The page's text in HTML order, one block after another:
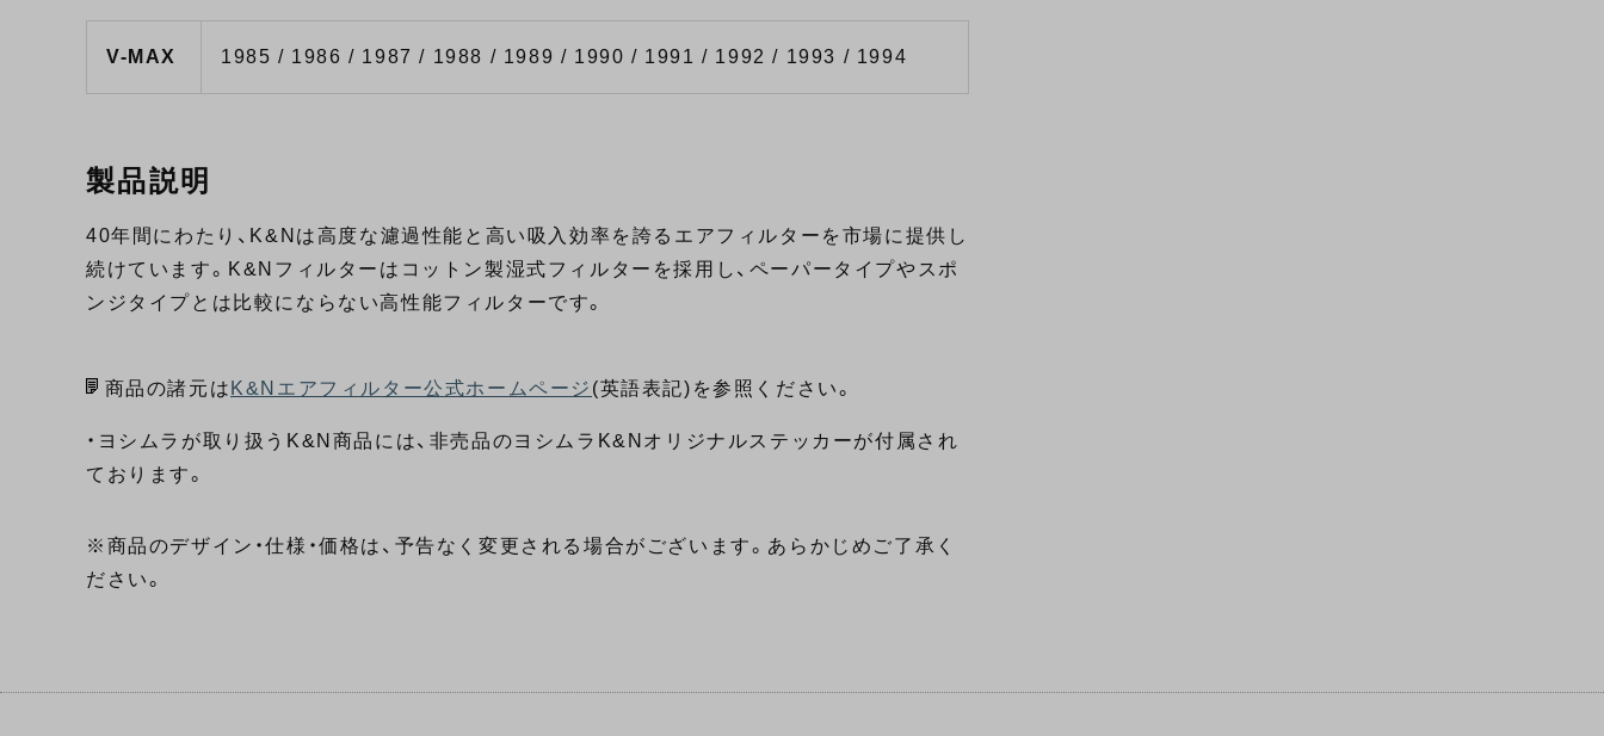
V-MAX 1985 / 1986 / 1987 / 1988 / 1989 / 1990 / 1991 / 1992 / 1993 / 1994
製品説明
40年間にわたり、K&Nは高度な濾過性能と高い吸入効率を誇るエアフィルターを市場に提供し
続けています。K&Nフィルターはコットン製湿式フィルターを採用し、ペーパータイプやスポ
ンジタイプとは比較にならない高性能フィルターです。
商品の諸元は K&Nエアフィルター公式ホームページ (英語表記)を参照ください。
・ヨシムラが取り扱うK&N商品には、非売品のヨシムラK&Nオリジナルステッカーが付属され
ております。
※商品のデザイン・仕様・価格は、予告なく変更される場合がございます。あらかじめご了承く
ださい。